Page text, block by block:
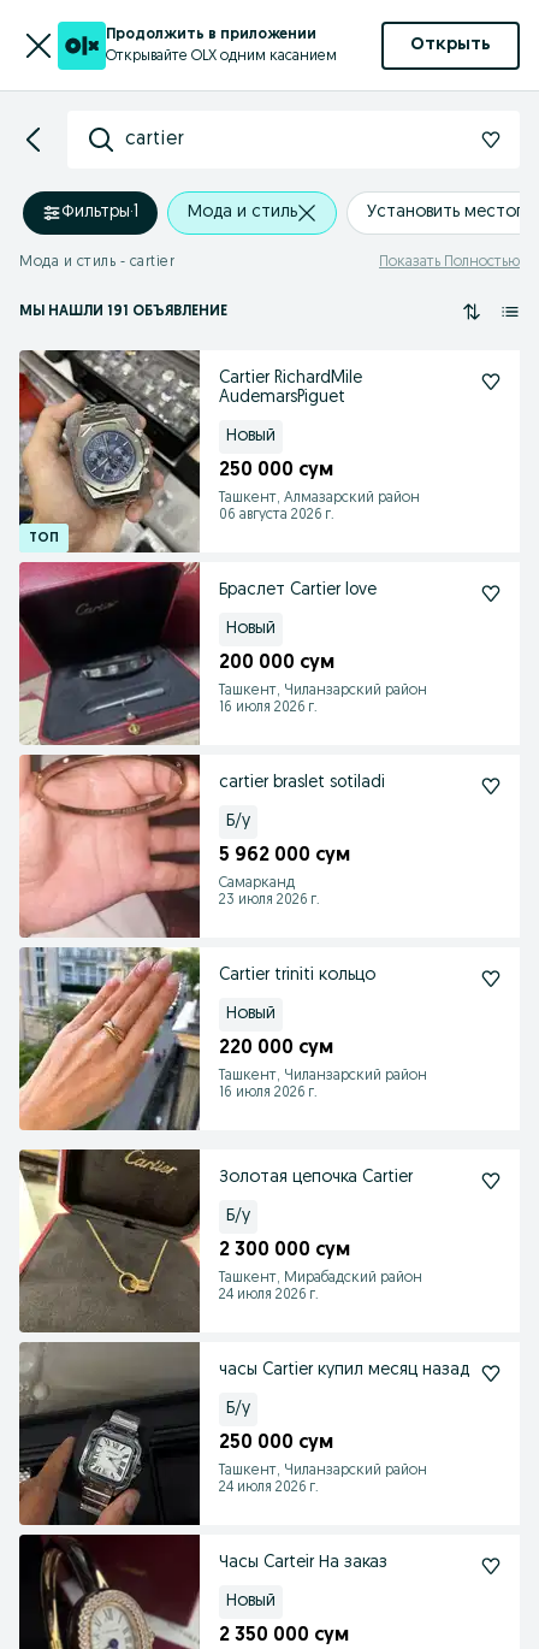
Продолжить в приложении
Открывайте OLX одним касанием
Открыть
cartier
Фильтры·1 Мода и стиль Установить
Мода и стиль - cartier Показать Полностью
МЫ НАШЛИ 191 ОБЪЯВЛЕНИЕ
Cartier RichardMile
AudemarsPiguet
Новый
250 000 сум
Ташкент, Алмазарский район
06 августа 2026 г.
Браслет Cartier love
Новый
200 000 сум
Ташкент, Чиланзарский район
16 июля 2026 г.
cartier braslet sotiladi
Б/у
5 962 000 сум
Самарканд
23 июля 2026 г.
Cartier triniti кольцо
Новый
220 000 сум
Ташкент, Чиланзарский район
16 июля 2026 г.
Золотая цепочка Cartier
Б/у
2 300 000 сум
Ташкент, Мирабадский район
24 июля 2026 г.
часы Cartier купил месяц назад
Б/у
250 000 сум
Ташкент, Чиланзарский район
24 июля 2026 г.
Часы Carteir На заказ
Новый
2 350 000 сум